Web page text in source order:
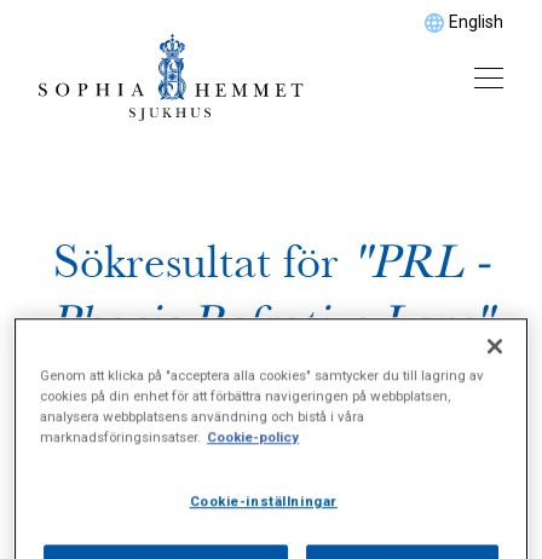
English
Sökresultat för "PRL -
Phacic Refrative Lens"
Genom att klicka på "acceptera alla cookies" samtycker du till lagring av
cookies på din enhet för att förbättra navigeringen på webbplatsen,
analysera webbplatsens användning och bistå i våra
marknadsföringsinsatser. Cookie-policy
Cookie-inställningar